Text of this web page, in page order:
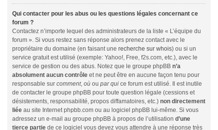
Qui contacter pour les abus ou les questions légales concernant ce
forum ?
Contactez n’importe lequel des administrateurs de la liste « L’équipe du
forum ». Si vous restez sans réponse alors prenez contact avec le
propriétaire du domaine (en faisant une recherche sur whois) ou si un
service gratuit est utilisé (exemple: Yahoo!, Free, f2s.com, etc.), avec le
service de gestion ou des abus. Notez que le groupe phpBB n’a
absolument aucun contrôle et ne peut être en aucune façon tenu pour
responsable sur comment, où ou par qui ce forum est utilisé. Il est inutile
de contacter le groupe phpBB pour toute question légale (cessions et
désistements, responsabilité, propos diffamatoires, etc.) non directement
liée au site Internet phpbb.com ou au logiciel phpBB lui-même. Si vous
adressez un e-mail au groupe phpBB à propos de l’utilisation d’une
tierce partie de ce logiciel vous devez vous attendre à une réponse très